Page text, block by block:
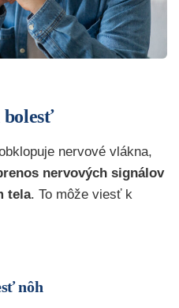
bolesť
nervové vlákna,
nervových signálov
tela. To môže viesť k
nôh